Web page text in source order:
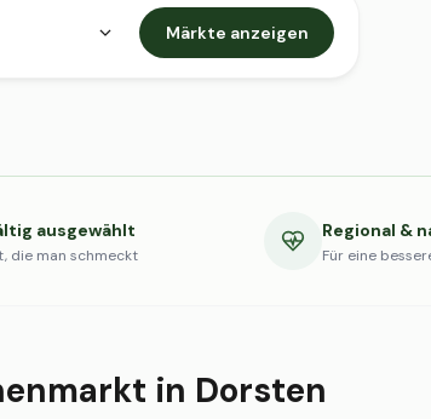
Märkte anzeigen
ausgewählt
die man schmeckt
Regional &
Für eine
in Dorsten